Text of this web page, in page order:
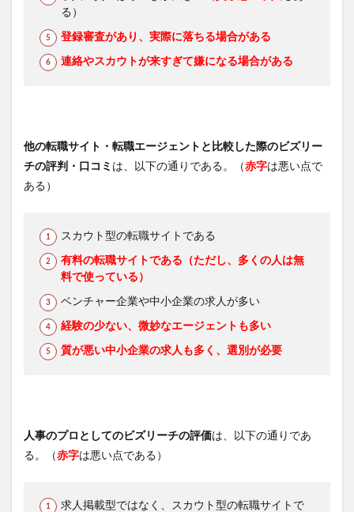
る）
登録審査があり、実際に落ちる場合がある
連絡やスカウトが来すぎて嫌になる場合がある
他の転職サイト・転職エージェントと比較した際のビズリー
チの評判・口コミ は、以下の通りである。（赤字は悪い点で
ある）
スカウト型の転職サイトである
有料の転職サイトである（ただし、多くの人は無
料で使っている）
ベンチャー企業や中小企業の求人が多い
経験の少ない、微妙なエージェントも多い
質が悪い中小企業の求人も多く、選別が必要
人事のプロとしてのビズリーチの評価は、以下の通りであ
る。（赤字は悪い点である）
求人掲載型ではなく、スカウト型の転職サイトで